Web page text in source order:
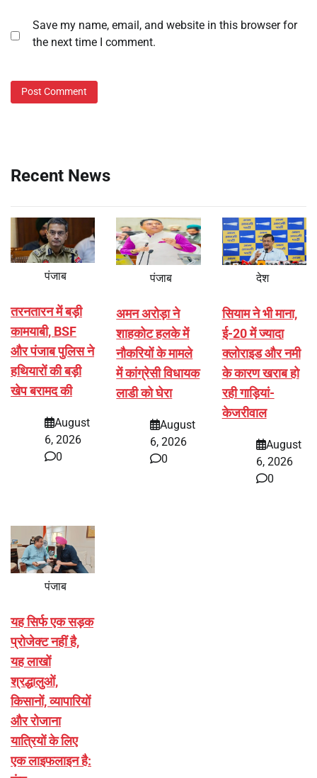
Save my name, email, and website in this browser for
the next time I comment.
Recent News
पंजाब
तरनतारन में बड़ी
कामयाबी, BSF
और पंजाब पुलिस ने
हथियारों की बड़ी
खेप बरामद की
August
6, 2026
0
पंजाब
अमन अरोड़ा ने
शाहकोट हलके में
नौकरियों के मामले
में कांग्रेसी विधायक
लाडी को घेरा
August
6, 2026
0
देश
सियाम ने भी माना,
ई-20 में ज्यादा
क्लोराइड और नमी
के कारण खराब हो
रही गाड़ियां-
केजरीवाल
August
6, 2026
0
पंजाब
यह सिर्फ एक सड़क
प्रोजेक्ट नहीं है,
यह लाखों
श्रद्धालुओं,
किसानों, व्यापारियों
और रोजाना
यात्रियों के लिए
एक लाइफलाइन है: